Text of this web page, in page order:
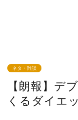
ネタ・雑談
【朗報】デ
くるダイエ